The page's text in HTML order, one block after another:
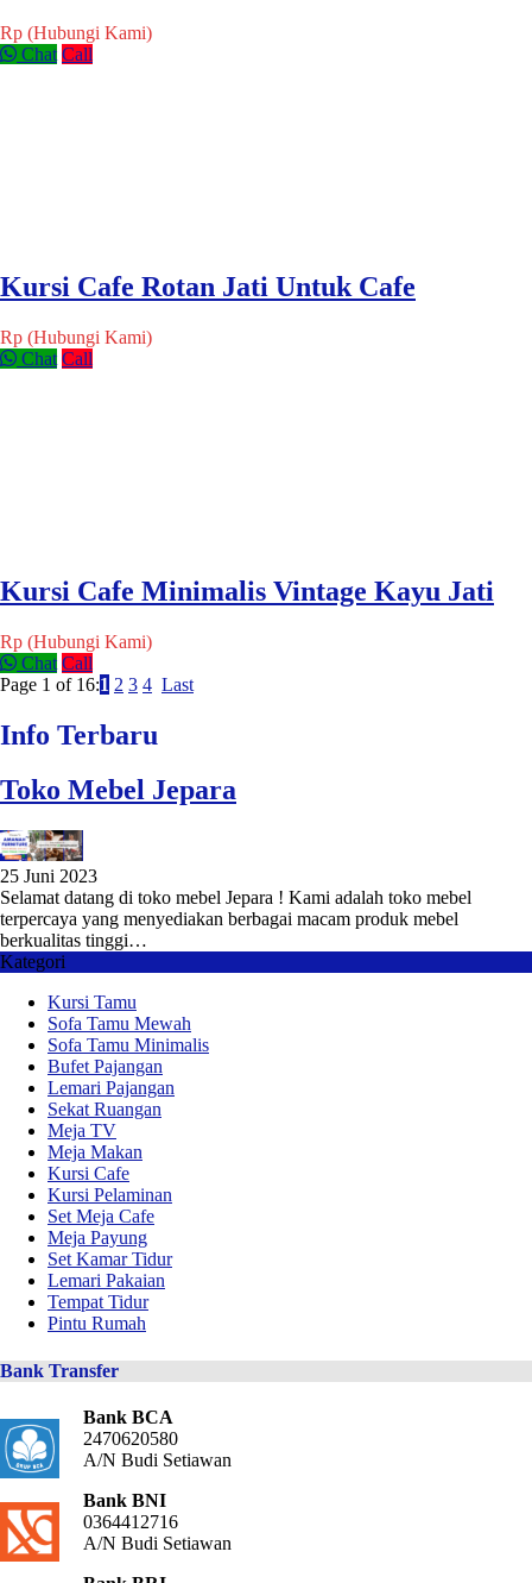
Rp (Hubungi Kami)
Chat Call
Kursi Cafe Rotan Jati Untuk Cafe
Rp (Hubungi Kami)
Chat Call
Kursi Cafe Minimalis Vintage Kayu Jati
Rp (Hubungi Kami)
Chat Call
Page 1 of 16:1 2 3 4 Last
Info Terbaru
Toko Mebel Jepara
25 Juni 2023
Selamat datang di toko mebel Jepara ! Kami adalah toko mebel
terpercaya yang menyediakan berbagai macam produk mebel
berkualitas tinggi…
Kategori
Kursi Tamu
Sofa Tamu Mewah
Sofa Tamu Minimalis
Bufet Pajangan
Lemari Pajangan
Sekat Ruangan
Meja TV
Meja Makan
Kursi Cafe
Kursi Pelaminan
Set Meja Cafe
Meja Payung
Set Kamar Tidur
Lemari Pakaian
Tempat Tidur
Pintu Rumah
Bank Transfer
Bank BCA
2470620580
A/N Budi Setiawan
Bank BNI
0364412716
A/N Budi Setiawan